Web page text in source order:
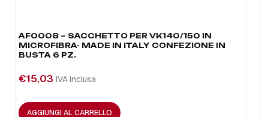
AF0008 – SACCHETTO PER VK140/150 IN
MICROFIBRA- MADE IN ITALY CONFEZIONE IN
BUSTA 6 PZ.
€15,03 IVA inclusa
AGGIUNGI AL CARRELLO